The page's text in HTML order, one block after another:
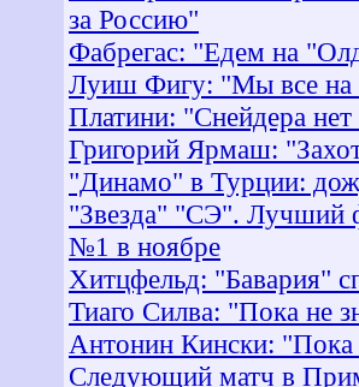
за Россию"
Фабрегас: "Едем на
Луиш Фигу: "Мы все на
Платини: "Снейдера
Григорий Ярмаш:
"Динамо" в Турции:
"Звезда" "СЭ". Лучший
№1 в ноябре
Хитцфельд: "Бавария"
Тиаго Силва: "Пока не
Антонин Кински:
Следующий матч в